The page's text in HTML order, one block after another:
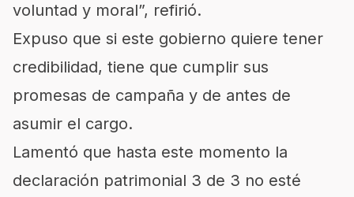
voluntad y moral”, refirió.
Expuso que si este gobierno quiere tener
credibilidad, tiene que cumplir sus
promesas de campaña y de antes de
asumir el cargo.
Lamentó que hasta este momento la
declaración patrimonial 3 de 3 no esté